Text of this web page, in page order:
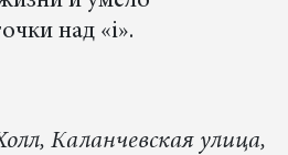
над «i».
Каланчевская улица,